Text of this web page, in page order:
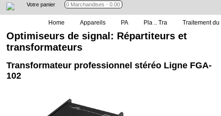
Votre panier
Home Appareils PA Pla .. Tra Traitement
Optimiseurs de signal: Répartiteurs et
transformateurs
Transformateur professionnel stéréo Ligne FGA-
102